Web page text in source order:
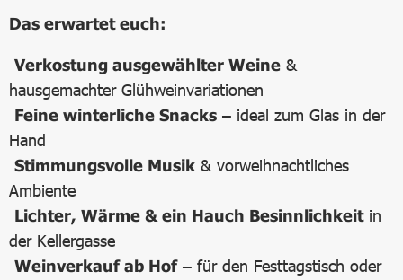
Das erwartet euch:
Verkostung ausgewählter Weine &
hausgemachter Glühweinvariationen
Feine winterliche Snacks – ideal zum Glas in der
Hand
Stimmungsvolle Musik & vorweihnachtliches
Ambiente
Lichter, Wärme & ein Hauch Besinnlichkeitin
der Kellergasse
Weinverkauf ab Hof– für den Festtagstisch oder